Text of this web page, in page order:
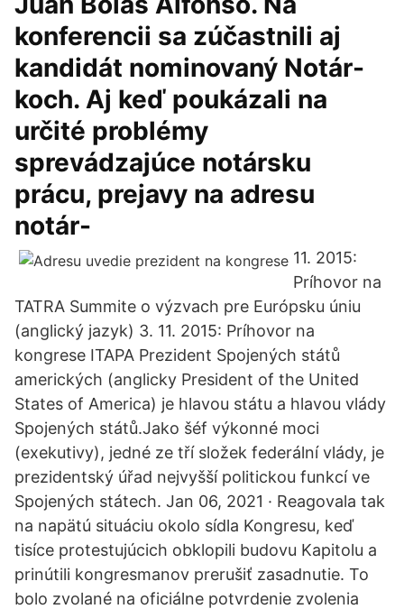
konferencii sa zúčastnili aj
kandidát nominovaný Notár-
koch. Aj keď poukázali na
určité problémy
sprevádzajúce notársku
prácu, prejavy na adresu
notár-
11. 2015:
Príhovor na
TATRA Summite o výzvach pre Európsku úniu
(anglický jazyk) 3. 11. 2015: Príhovor na
kongrese ITAPA Prezident Spojených států
amerických (anglicky President of the United
States of America) je hlavou státu a hlavou vlády
Spojených států.Jako šéf výkonné moci
(exekutivy), jedné ze tří složek federální vlády, je
prezidentský úřad nejvyšší politickou funkcí ve
Spojených státech. Jan 06, 2021 · Reagovala tak
na napätú situáciu okolo sídla Kongresu, keď
tisíce protestujúcich obklopili budovu Kapitolu a
prinútili kongresmanov prerušiť zasadnutie. To
bolo zvolané na oficiálne potvrdenie zvolenia